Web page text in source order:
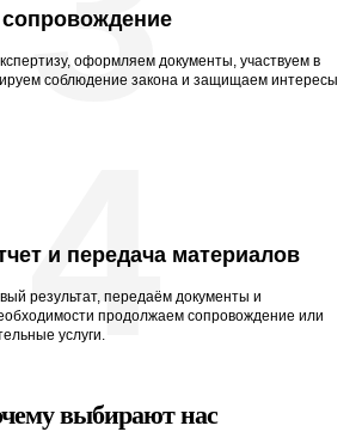
оформляем документы, участвуем в
соблюдение закона и защищаем интересы
и передача материалов
результат, передаём документы и
продолжаем сопровождение или
услуги.
4
выбирают нас